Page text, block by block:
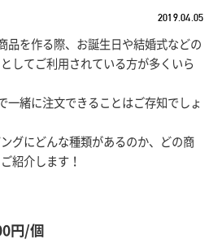
2019.04.05
品を作る際、お誕生日や結婚式などの
してご利用されている方が多くいら
一緒に注文できることはご存知でしょ
グにどんな種類があるのか、どの商
紹介します！
円/個